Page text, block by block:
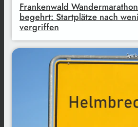
Frankenwald
begehrt: Startplätze nach
vergriffen